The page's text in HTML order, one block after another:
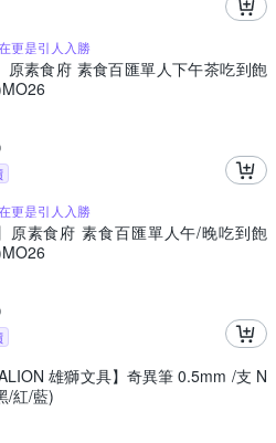
更是引人入勝
原素食府 素食百匯單人下午茶吃到飽
更是引人入勝
原素食府 素食百匯單人午/晚吃到飽
雄獅文具】奇異筆 0.5mm /支 N
/紅/藍)